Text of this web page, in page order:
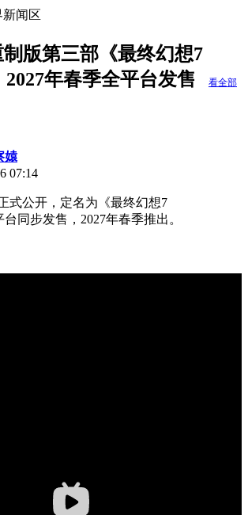
闻区
版第三部《最终幻想7
年春季全平台发售
看全部
媴
07:14
式公开，定名为《最终幻想7
台同步发售，2027年春季推出。